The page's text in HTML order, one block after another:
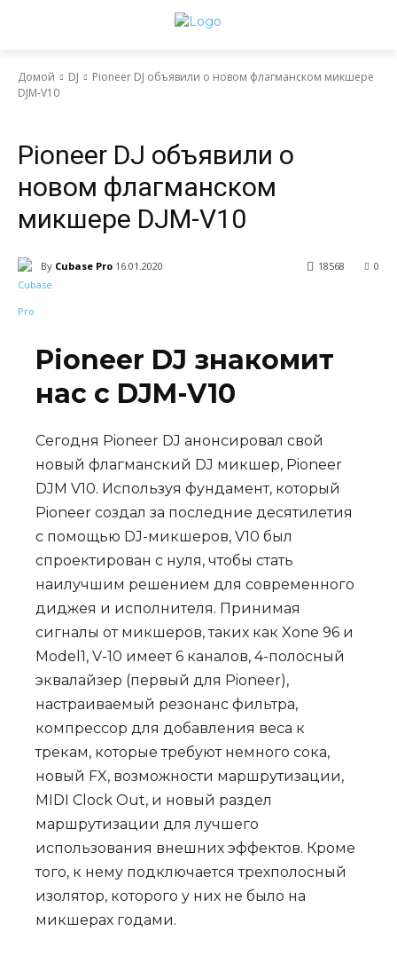
Домой DJ
Pioneer DJ объявили о новом флагманском микшере
DJM-V10
Pioneer DJ объявили о
новом флагманском
микшере DJM-V10
By Cubase Pro 16.01.2020 0
18568
Pioneer DJ знакомит
нас с DJM-V10
Сегодня Pioneer DJ анонсировал свой
новый флагманский DJ микшер, Pioneer
DJM V10. Используя фундамент, который
Pioneer создал за последние десятилетия
с помощью DJ-микшеров, V10 был
спроектирован с нуля, чтобы стать
наилучшим решением для современного
диджея и исполнителя. Принимая
сигналы от микшеров, таких как Xone 96 и
Model1, V-10 имеет 6 каналов, 4-полосный
эквалайзер (первый для Pioneer),
настраиваемый резонанс фильтра,
компрессор для добавления веса к
трекам, которые требуют немного сока,
новый FX, возможности маршрутизации,
MIDI Clock Out, и новый раздел
маршрутизации для лучшего
использования внешних эффектов. Кроме
того, к нему подключается трехполосный
изолятор, которого у них не было на
микшерах годами.